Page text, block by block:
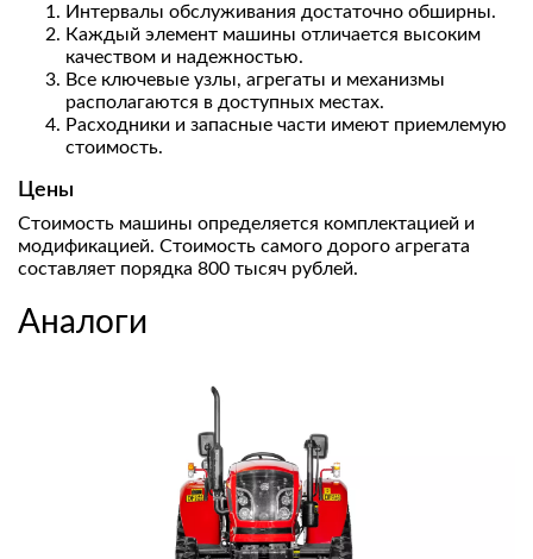
Интервалы обслуживания достаточно обширны.
Каждый элемент машины отличается высоким
качеством и надежностью.
Все ключевые узлы, агрегаты и механизмы
располагаются в доступных местах.
Расходники и запасные части имеют приемлемую
стоимость.
Цены
Стоимость машины определяется комплектацией и
модификацией. Стоимость самого дорого агрегата
составляет порядка 800 тысяч рублей.
Аналоги